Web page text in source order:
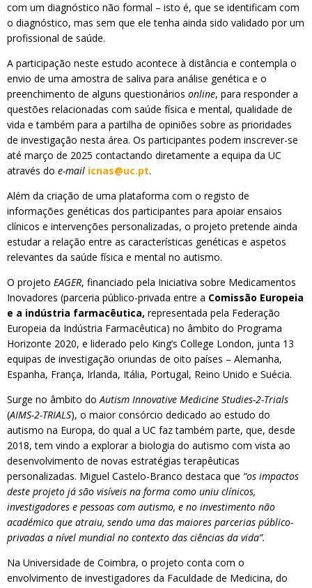
com um diagnóstico não formal – isto é, que se identificam com
o diagnóstico, mas sem que ele tenha ainda sido validado por um
profissional de saúde.
A participação neste estudo acontece à distância e contempla o
envio de uma amostra de saliva para análise genética e o
preenchimento de alguns questionários online, para responder a
questões relacionadas com saúde física e mental, qualidade de
vida e também para a partilha de opiniões sobre as prioridades
de investigação nesta área. Os participantes podem inscrever-se
até março de 2025 contactando diretamente a equipa da UC
através do e-mail icnas@uc.pt.
Além da criação de uma plataforma com o registo de
informações genéticas dos participantes para apoiar ensaios
clínicos e intervenções personalizadas, o projeto pretende ainda
estudar a relação entre as características genéticas e aspetos
relevantes da saúde física e mental no autismo.
O projeto EAGER, financiado pela Iniciativa sobre Medicamentos
Inovadores (parceria público-privada entre a Comissão Europeia
e a indústria farmacêutica, representada pela Federação
Europeia da Indústria Farmacêutica) no âmbito do Programa
Horizonte 2020, e liderado pelo King’s College London, junta 13
equipas de investigação oriundas de oito países – Alemanha,
Espanha, França, Irlanda, Itália, Portugal, Reino Unido e Suécia.
Surge no âmbito doAutism Innovative Medicine Studies-2-Trials
(AIMS-2-TRIALS), o maior consórcio dedicado ao estudo do
autismo na Europa, do qual a UC faz também parte, que, desde
2018, tem vindo a explorar a biologia do autismo com vista ao
desenvolvimento de novas estratégias terapêuticas
personalizadas. Miguel Castelo-Branco destaca que “os impactos
deste projeto já são visíveis na forma como uniu clínicos,
investigadores e pessoas com autismo, e no investimento não
académico que atraiu, sendo uma das maiores parcerias público-
privadas a nível mundial no contexto das ciências da vida”.
Na Universidade de Coimbra, o projeto conta com o
envolvimento de investigadores da Faculdade de Medicina, do